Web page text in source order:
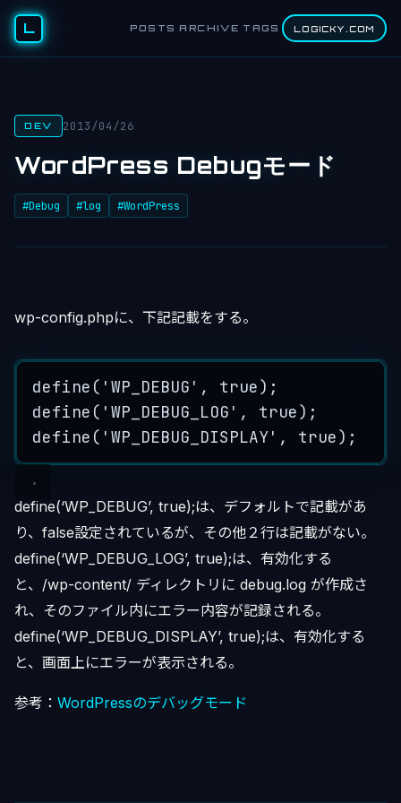
L POSTS ARCHIVE TAGS LOGICKY.COM
DEV 2013/04/26
WordPress Debugモード
#Debug #log #WordPress
wp-config.phpに、下記記載をする。
define ( 'WP_DEBUG ' , true);
define ( 'WP_DEBUG_LOG ' , true);
define ( 'WP_DEBUG_DISPLAY' , true);
define(‘WP_DEBUG’, true);は、デフォルトで記載があ
り、false設定されているが、その他２行は記載がない。
define(‘WP_DEBUG_LOG’, true);は、有効化する
と、/wp-content/ ディレクトリに debug.log が作成さ
れ、そのファイル内にエラー内容が記録される。
define(‘WP_DEBUG_DISPLAY’, true);は、有効化する
と、画面上にエラーが表示される。
参考： WordPressのデバッグモード